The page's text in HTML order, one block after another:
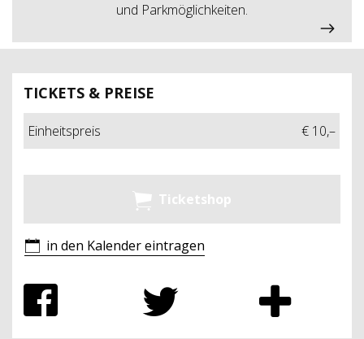
TICKETS & PREISE
Einheitspreis € 10,–
Ticketshop
in den Kalender eintragen
und Parkmöglichkeiten.